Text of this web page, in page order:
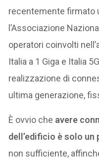
recentemente firmato
l’Associazione
operatori coinvolti
Italia a 1 Giga e Italia
realizzazione di
ultima generazione,
È ovvio che avere
dell’edificio è solo un
non sufficiente,